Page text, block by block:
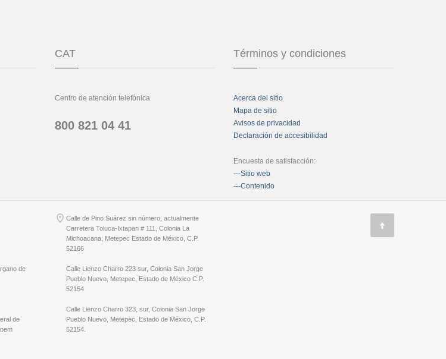
CAT
Centro de atención telefónica
800 821 04 41
Términos y condiciones
Acerca del sitio
Mapa de sitio
Avisos de privacidad
Declaración de accesibilidad
Encuesta de satisfacción:
---Sitio web
---Contenido
de
de
Calle de Pino Suárez sin número, actualmente
Carretera Toluca-Ixtapan # 111, Colonia La
Michoacana; Metepec Estado de México, C.P.
52166
Calle Lienzo Charro 223 sur, Colonia San Jorge
Pueblo Nuevo, Metepec, Estado de México C.P.
52154
Calle Lienzo Charro 323, sur, Colonia San Jorge
Pueblo Nuevo, Metepec, Estado de México, C.P.
52154.